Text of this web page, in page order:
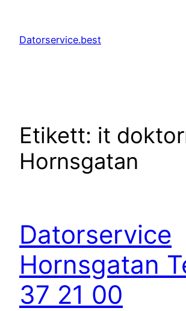
innehåll
Datorservice.best
Etikett: it
Hornsgatan
Datorservice
Hornsgatan
37 21 00